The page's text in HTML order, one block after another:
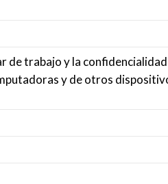
trabajo y la
y de otros